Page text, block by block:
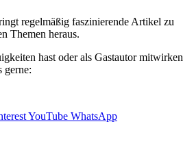
regelmäßig faszinierende Artikel zu
Themen heraus.
hast oder als Gastautor mitwirken
gerne:
YouTube WhatsApp